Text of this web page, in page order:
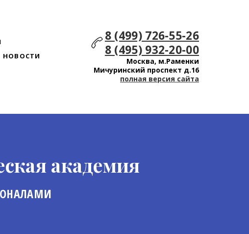
НОВОСТИ
8 (499) 726-55-26
8 (495) 932-20-00
Москва, м.Раменки
Мичуринский проспект д.16
полная версия сайта
академия